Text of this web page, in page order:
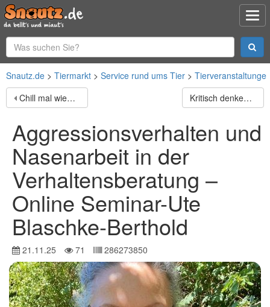
Snautz.de Tiermarkt Service rund ums Tier
Chill mal wieder: Dein Hund und die Fähigkeit der Entspannung–Online Vortrag - U. Blaschke-Berthold
Kritisch denken – eine Entscheidungshilfe im Hundetraining –Online Seminar mit Ute Blaschke-Berthold
Aggressionsverhalten und
Nasenarbeit in der
Verhaltensberatung –
Online Seminar-Ute
Blaschke-Berthold
21.11.25 71 286273850